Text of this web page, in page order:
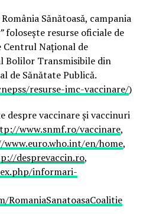
Sănătoasă, campania
foloseşte resurse oficiale de
Naţional de
Bolilor Transmisibile din
de Sănătate Publică.
resurse-imc-vaccinare/)
vaccinare şi vaccinuri
www.snmf.ro/vaccinare,
en/home,
desprevaccin.ro,
informari-
RomaniaSanatoasaCoalitie